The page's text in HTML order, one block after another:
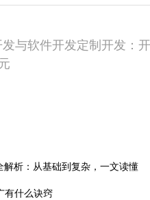
与软件开发定制开发：开
解析：从基础到复杂，一文读懂
有什么诀窍